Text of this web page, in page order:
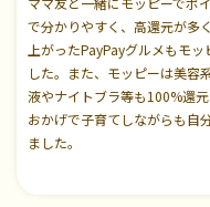
で分かりやすく、高還元が多
上がったPayPayグルメもモ
した。また、モッピーは美容
液やナイトブラ等も100%還
おかげで子育てしながらも自
ました。